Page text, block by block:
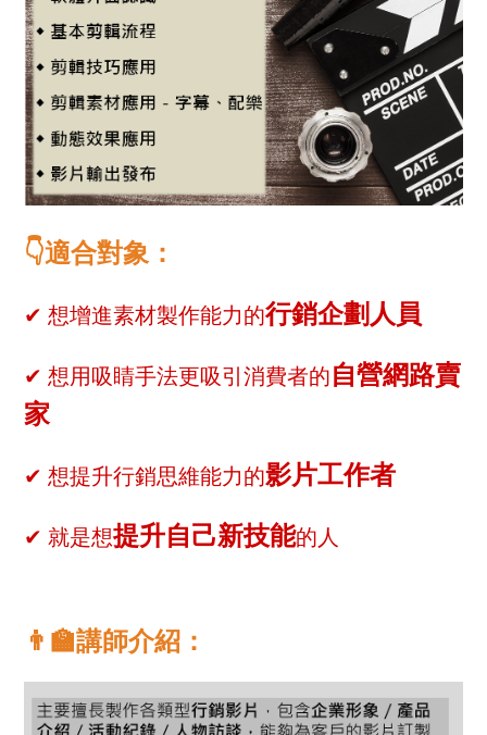
👇適合對象：
✔ 想增進素材製作能力的​行銷企劃人員
✔ 想用吸睛手法更吸引消費者的​自營網路賣
家
✔ 想提升行銷思維能力的​影片工作者
✔ 就是想提升自己新技能的人
👨‍🏫講師介紹：